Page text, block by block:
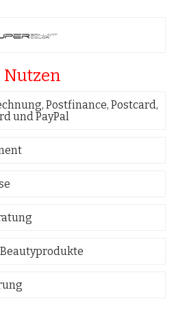
Postfinance, Postcard,
und PayPal